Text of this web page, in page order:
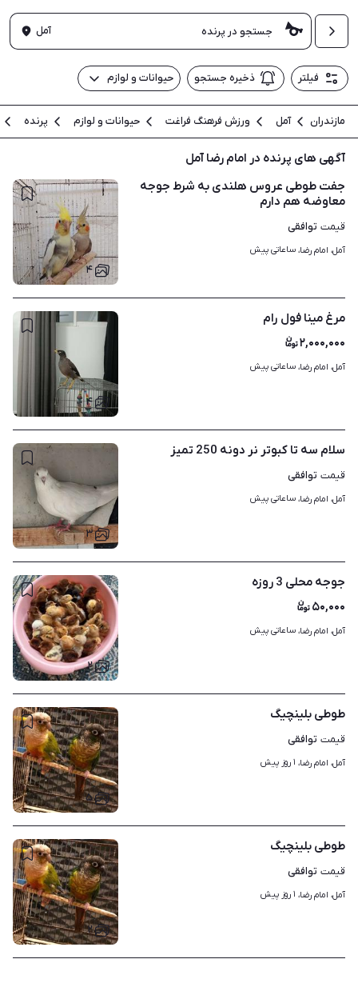
آمل
فیلتر ذخیره جستجو حیوانات و لوازم
مازندران آمل ورزش فرهنگ فراغت حیوانات و لوازم پرنده
آگهی های پرنده در امام رضا آمل
۴
جفت طوطی عروس هلندی به شرط جوجه
معاوضه هم دارم
قیمت توافقی
آمل، امام رضا، ساعاتی پیش
۴
مرغ مینا فول رام
۲,۰۰۰,۰۰۰
آمل، امام رضا، ساعاتی پیش
۳
سلام سه تا کبوتر نر دونه 250 تمیز
قیمت توافقی
آمل، امام رضا، ساعاتی پیش
۲
جوجه محلی 3 روزه
۵۰,۰۰۰
آمل، امام رضا، ساعاتی پیش
۵
طوطی بلینچیگ
قیمت توافقی
آمل، امام رضا، ۱ روز پیش
۲
طوطی بلینچیگ
قیمت توافقی
آمل، امام رضا، ۱ روز پیش